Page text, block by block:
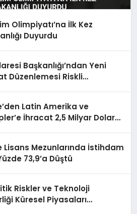
Olimpiyatı’na İlk Kez
Duyurdu
Başkanlığı’ndan Yeni
Düzenlemesi Riskli
Latin Amerika ve
İhracat 2,5 Milyar Dolara
Lisans Mezunlarında İstihdam
73,9’a Düştü
Riskler ve Teknoloji
Küresel Piyasaları